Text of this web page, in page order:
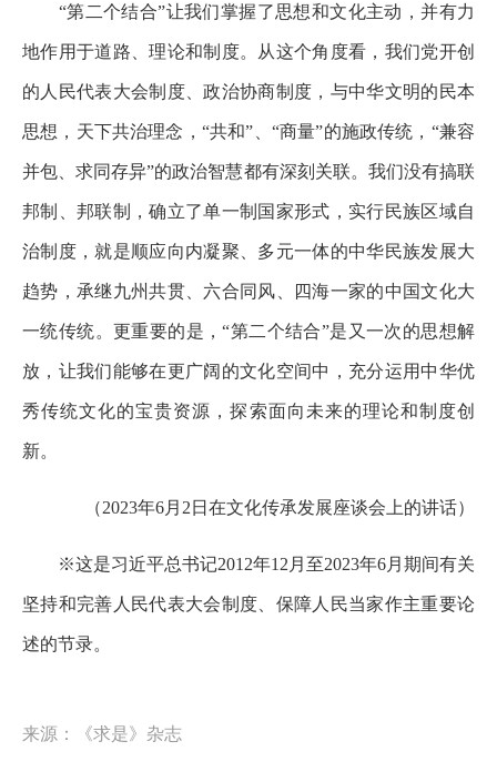
“第二个结合”让我们掌握了思想和文化主动，并有力
地作用于道路、理论和制度。从这个角度看，我们党开创
的人民代表大会制度、政治协商制度，与中华文明的民本
思想，天下共治理念，“共和”、“商量”的施政传统，“兼容
并包、求同存异”的政治智慧都有深刻关联。我们没有搞联
邦制、邦联制，确立了单一制国家形式，实行民族区域自
治制度，就是顺应向内凝聚、多元一体的中华民族发展大
趋势，承继九州共贯、六合同风、四海一家的中国文化大
一统传统。更重要的是，“第二个结合”是又一次的思想解
放，让我们能够在更广阔的文化空间中，充分运用中华优
秀传统文化的宝贵资源，探索面向未来的理论和制度创
新。
（2023年6月2日在文化传承发展座谈会上的讲话）
※这是习近平总书记2012年12月至2023年6月期间有关
坚持和完善人民代表大会制度、保障人民当家作主重要论
述的节录。
来源：《求是》杂志